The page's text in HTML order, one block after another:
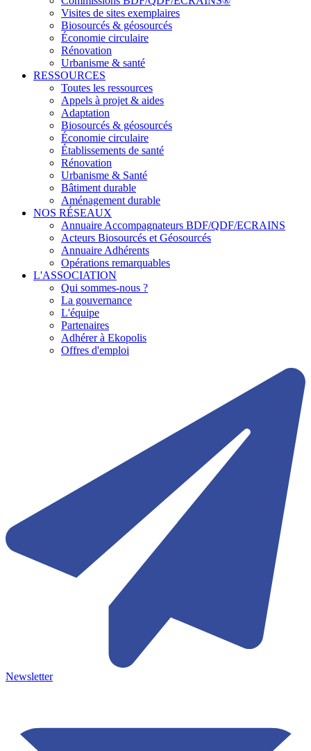
Visites de sites exemplaires
Biosourcés & géosourcés
Économie circulaire
Rénovation
Urbanisme & santé
RESSOURCES
Toutes les ressources
Appels à projet & aides
Adaptation
Biosourcés & géosourcés
Économie circulaire
Établissements de santé
Rénovation
Urbanisme & Santé
Bâtiment durable
Aménagement durable
NOS RÉSEAUX
Annuaire Accompagnateurs BDF/QDF/ECRAINS
Acteurs Biosourcés et Géosourcés
Annuaire Adhérents
Opérations remarquables
L'ASSOCIATION
Qui sommes-nous ?
La gouvernance
L'équipe
Partenaires
Adhérer à Ekopolis
Offres d'emploi
Newsletter